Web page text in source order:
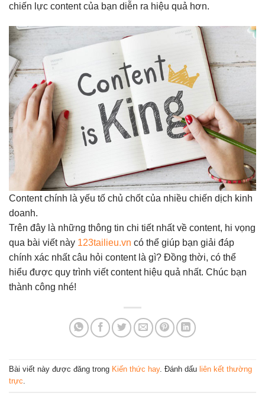
chiến lực content của bạn diễn ra hiệu quả hơn.
Content chính là yếu tố chủ chốt của nhiều chiến dịch kinh
doanh.
Trên đây là những thông tin chi tiết nhất về content, hi vọng
qua bài viết này 123tailieu.vn có thể giúp bạn giải đáp
chính xác nhất câu hỏi content là gì? Đồng thời, có thể
hiểu được quy trình viết content hiệu quả nhất. Chúc bạn
thành công nhé!
Bài viết này được đăng trong Kiến thức hay. Đánh dấu liên kết thường
trực.